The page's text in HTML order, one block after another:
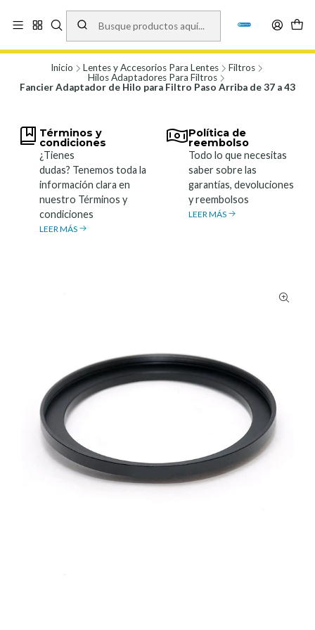
Vísita nuestro local en Los Agustinos 5478, Ñuñoa. Lunes a Viernes 9.30 a
19.00, Sábados 10:00 a 19:00 y Domingos de 10:00 a 17:00
Inicio Lentes y Accesorios Para Lentes
Filtros
Hilos Adaptadores Para Filtros
Fancier Adaptador de Hilo para Filtro Paso Arriba de 37 a 43
Términos y
condiciones
¿Tienes
dudas? Tenemos toda la
información clara en
nuestro Términos y
condiciones
LEER MÁS
Política de
reembolso
Todo lo que necesitas
saber sobre las
garantías, devoluciones
y reembolsos
LEER MÁS